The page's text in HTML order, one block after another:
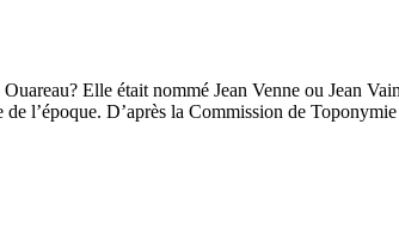
Elle était nommé Jean Venne ou Jean
l’époque. D’après la Commission de